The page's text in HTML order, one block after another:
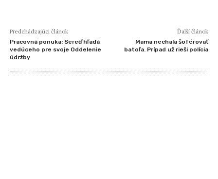
Predchádzajúci článok
Pracovná ponuka: Sereď hľadá
vedúceho pre svoje Oddelenie
údržby
Ďalší článok
Mama nechala šoférovať
batoľa. Prípad už rieši polícia